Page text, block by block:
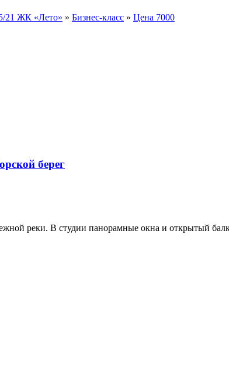
21 ЖК «Лето» » Бизнес-класс » Цена 7000
реки. В студии панорамные окна и открытый